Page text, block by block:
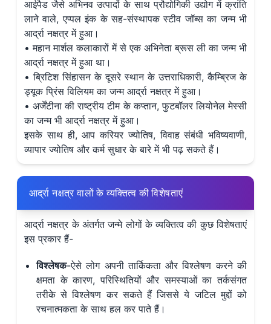
आईपैड जैसे अभिनव उत्पादों के साथ प्रौद्योगिकी उद्योग में क्रांति
लाने वाले, एप्पल इंक के सह-संस्थापक स्टीव जॉब्स का जन्म भी
आर्द्रा नक्षत्र में हुआ।
• महान मार्शल कलाकारों में से एक अभिनेता ब्रूस ली का जन्म भी
आर्द्रा नक्षत्र में हुआ था।
• ब्रिटिश सिंहासन के दूसरे स्थान के उत्तराधिकारी, कैम्ब्रिज के
ड्यूक प्रिंस विलियम का जन्म आर्द्रा नक्षत्र में हुआ।
• अर्जेंटीना की राष्ट्रीय टीम के कप्तान, फुटबॉलर लियोनेल मेस्सी
का जन्म भी आर्द्रा नक्षत्र में हुआ।
इसके साथ ही, आप करियर ज्योतिष, विवाह संबंधी भविष्यवाणी,
व्यापार ज्योतिष और कर्म सुधार के बारे में भी पढ़ सकते हैं।
आर्द्रा नक्षत्र वालों के व्यक्तित्व की विशेषताएं
आर्द्रा नक्षत्र के अंतर्गत जन्मे लोगों के व्यक्तित्व की कुछ विशेषताएं
इस प्रकार हैं-
विश्लेषक-ऐसे लोग अपनी तार्किकता और विश्लेषण करने की
क्षमता के कारण, परिस्थितियों और समस्याओं का तर्कसंगत
तरीके से विश्लेषण कर सकते हैं जिससे ये जटिल मुद्दों को
रचनात्मकता के साथ हल कर पाते हैं।